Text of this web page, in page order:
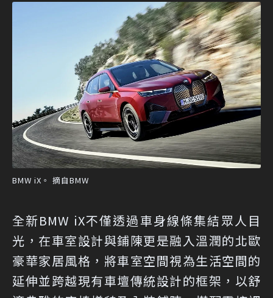
BMW iX。 摘自BMW
全新BMW iX不僅透過車身線條集結眾人目
光，在車室設計與鋪陳更是融入溫潤的北歐
豪華家居風格，將車室空間視為生活空間的
延伸並跨越現有車壇傳統設計的框架，以舒